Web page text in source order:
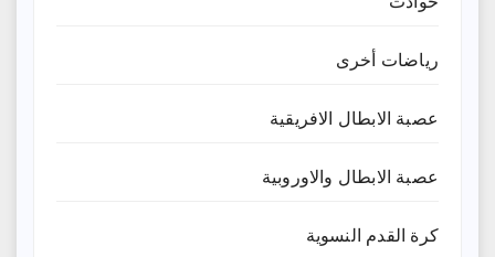
رياضات أخرى
عصبة الابطال الافريقية
عصبة الابطال والاوروبية
كرة القدم النسوية